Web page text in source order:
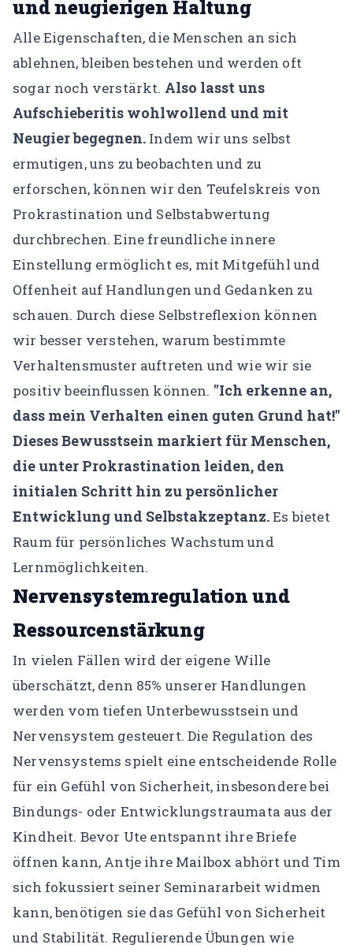
und neugierigen Haltung
Alle Eigenschaften, die Menschen an sich
ablehnen, bleiben bestehen und werden oft
sogar noch verstärkt. Also lasst uns
Aufschieberitis wohlwollend und mit
Neugier begegnen. Indem wir uns selbst
ermutigen, uns zu beobachten und zu
erforschen, können wir den Teufelskreis von
Prokrastination und Selbstabwertung
durchbrechen. Eine freundliche innere
Einstellung ermöglicht es, mit Mitgefühl und
Offenheit auf Handlungen und Gedanken zu
schauen. Durch diese Selbstreflexion können
wir besser verstehen, warum bestimmte
Verhaltensmuster auftreten und wie wir sie
positiv beeinflussen können. "Ich erkenne an,
dass mein Verhalten einen guten Grund hat!"
Dieses Bewusstsein markiert für Menschen,
die unter Prokrastination leiden, den
initialen Schritt hin zu persönlicher
Entwicklung und Selbstakzeptanz.Es bietet
Raum für persönliches Wachstum und
Lernmöglichkeiten.
Nervensystemregulation und
Ressourcenstärkung
In vielen Fällen wird der eigene Wille
überschätzt, denn 85% unserer Handlungen
werden vom tiefen Unterbewusstsein und
Nervensystem gesteuert. Die Regulation des
Nervensystems spielt eine entscheidende Rolle
für ein Gefühl von Sicherheit, insbesondere bei
Bindungs- oder Entwicklungstraumata aus der
Kindheit. Bevor Ute entspannt ihre Briefe
öffnen kann, Antje ihre Mailbox abhört und Tim
sich fokussiert seiner Seminararbeit widmen
kann, benötigen sie das Gefühl von Sicherheit
und Stabilität. Regulierende Übungen wie